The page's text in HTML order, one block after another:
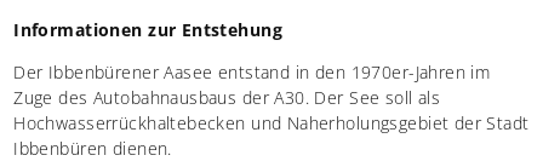
Informationen zur Entstehung
Der Ibbenbürener Aasee entstand in den 1970er-Jahren im
Zuge des Autobahnausbaus der A30. Der See soll als
Hochwasserrückhaltebecken und Naherholungsgebiet der Stadt
Ibbenbüren dienen.